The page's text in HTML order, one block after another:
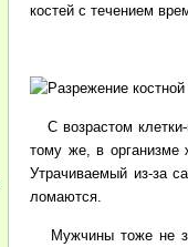
костей с течением
С возрастом клетки-
тому же, в организме
Утрачиваемый из-за
ломаются.
Мужчины тоже не